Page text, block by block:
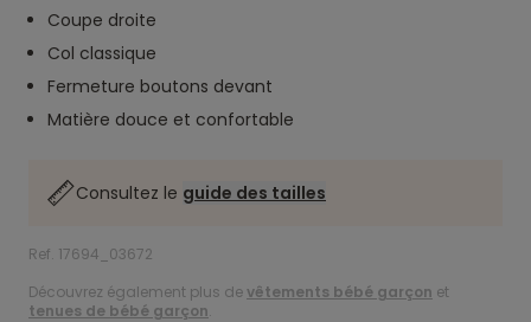
Coupe droite
Col classique
Fermeture boutons devant
Matière douce et confortable
Consultez le guide des tailles
Ref. 17694_03672
Découvrez également plus devêtements bébé garçon et
tenues de bébé garçon.